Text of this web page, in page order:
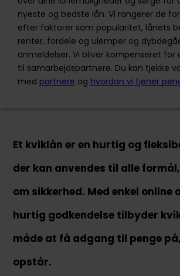
Ansøg nu
Sambla er en uafhængig service, der
betale unødvendige renteudgifter på
+45 70444450
Landgreven 3, st. th. 1301
nyeste og bedste lån. Vi rangerer de
efter faktorer som popularitet, lånets
renter, fordele og ulemper og
anmeldelser. Vi bliver kompenseret for
til samarbejdspartnere. Du kan tjekke
med partnere og hvordan vi tjener
Et kviklån er en hurtig og
der kan anvendes til alle
om sikkerhed. Med enkel online
hurtig godkendelse tilbyder
måde at få adgang til penge
opstår.